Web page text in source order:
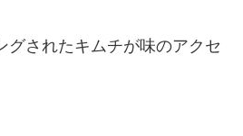
されたキムチが味のアクセ